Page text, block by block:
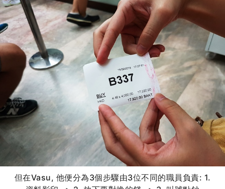
但在Vasu, 他便分為3個步驟由3位不同的職員負責: 1.